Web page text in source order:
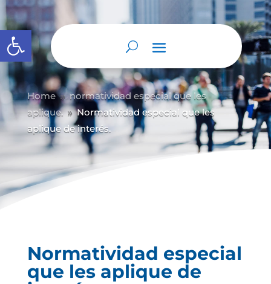
Abrir barra de herramientas
Home 9 normatividad especial que les
aplique. 9 Normatividad especial que les
aplique de interés.
Normatividad especial
que les aplique de